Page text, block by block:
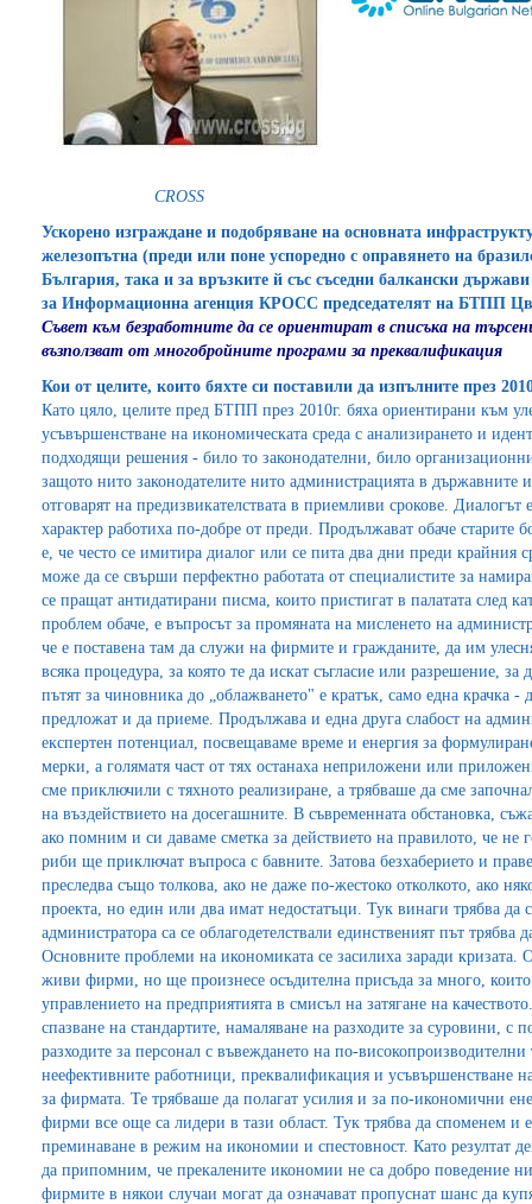
CROSS
Ускорено изграждане и подобряване на основната
железопътна (преди или поне успоредно с оправянето на
България, така и за връзките й със съседни балкански
за Информационна агенция КРОСС председателят на БТПП
Съвет към безработните да се ориентират в списъка на
възползват от многобройните програми за преквалификация
Кои от целите, които бяхте си поставили да изпълните през
Като цяло, целите пред БТПП през 2010г. бяха ориентирани към
усъвършенстване на икономическата среда с анализирането и
подходящи решения - било то законодателни, било
защото нито законодателите нито администрацията в държавните
отговарят на предизвикателствата в приемливи срокове.
характер работиха по-добре от преди. Продължават обаче
е, че често се имитира диалог или се пита два дни преди крайния
може да се свърши перфектно работата от специалистите за
се пращат антидатирани писма, които пристигат в палатата след
проблем обаче, е въпросът за промяната на мисленето на
че е поставена там да служи на фирмите и гражданите, да им
всяка процедура, за която те да искат съгласие или разрешение, за
пътят за чиновника до „облажването" е кратък, само една крачка
предложат и да приеме. Продължава и една друга слабост на
експертен потенциал, посвещаваме време и енергия за
мерки, а голяматя част от тях останаха неприложени или
сме приключили с тяхното реализиране, а трябваше да сме
на въздействието на досегашните. В съвременната обстановка,
ако помним и си даваме сметка за действието на правилото, че не
риби ще приключат въпроса с бавните. Затова безхаберието и
преследва също толкова, ако не даже по-жестоко отколкото, ако
проекта, но един или два имат недостатъци. Тук винаги трябва
администратора са се облагодетелствали единственият път трябва
Основните проблеми на икономиката се засилиха заради кризата.
живи фирми, но ще произнесе осъдителна присъда за много, които
управлението на предприятията в смисъл на затягане на
спазване на стандартите, намаляване на разходите за суровини, с
разходите за персонал с въвеждането на по-
неефективните работници, преквалификация и усъвършенстване
за фирмата. Те трябваше да полагат усилия и за по-икономични
фирми все още са лидери в тази област. Тук трябва да споменем и
преминаване в режим на икономии и спестовност. Като резултат
да припомним, че прекалените икономии не са добро поведение
фирмите в някои случаи могат да означават пропуснат шанс да